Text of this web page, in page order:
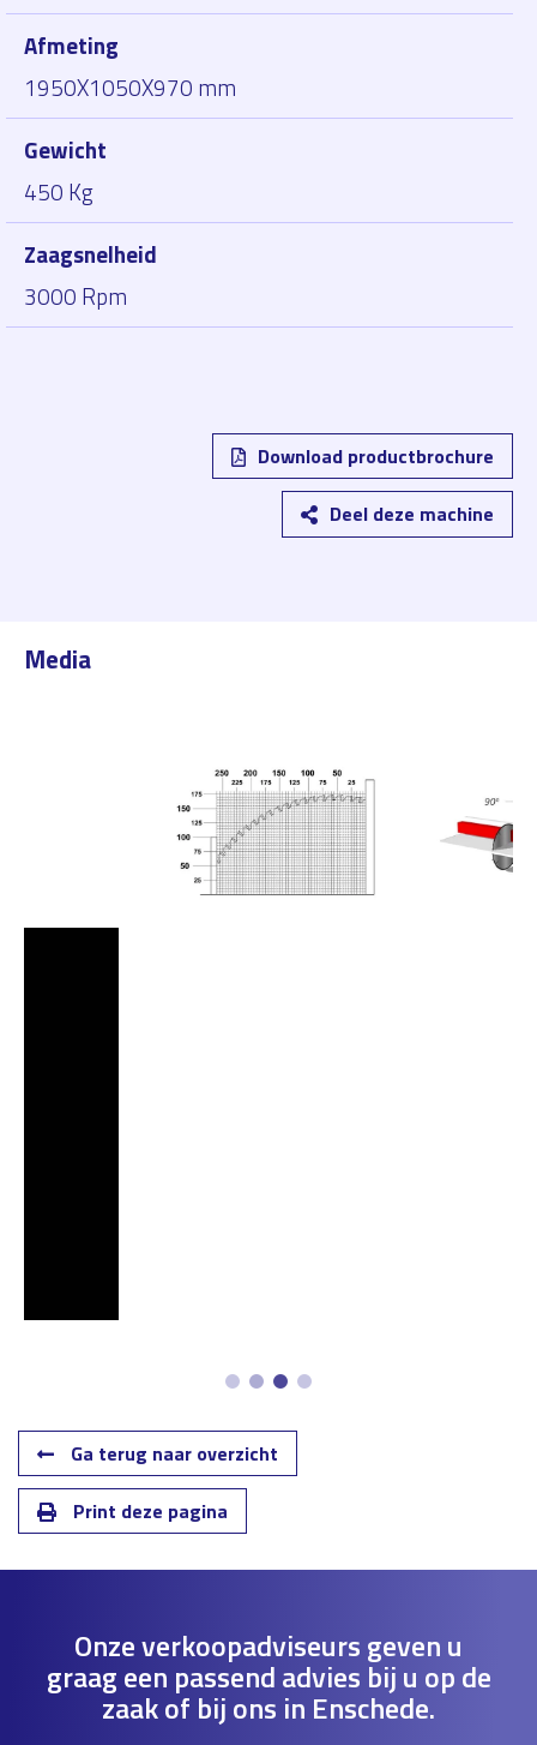
Afmeting
1950X1050X970 mm
Gewicht
450 Kg
Zaagsnelheid
3000 Rpm
Download productbrochure
Deel deze machine
Media
Ga terug naar overzicht
Print deze pagina
Onze verkoopadviseurs geven u
graag een passend advies bij u op de
zaak of bij ons in Enschede.